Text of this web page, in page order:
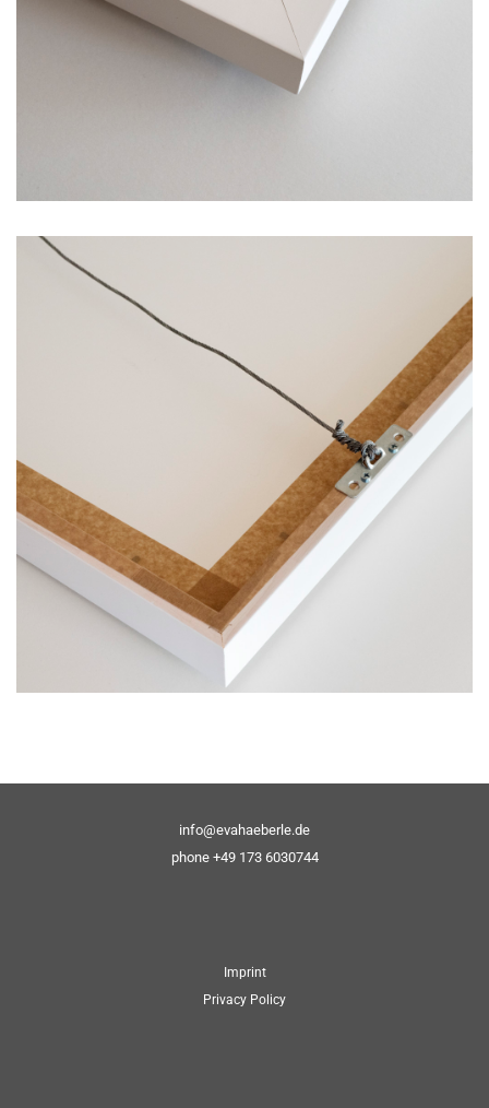
info@evahaeberle.de
phone +49 173 6030744
Imprint
Privacy Policy